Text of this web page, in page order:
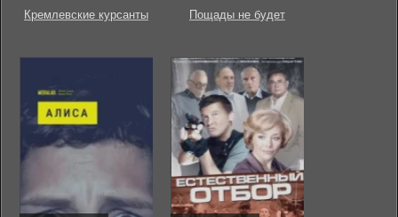
Кремлевские курсанты Пощады не будет